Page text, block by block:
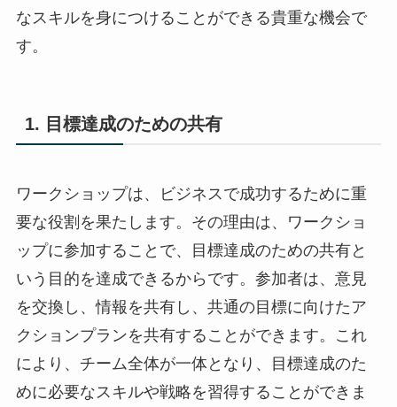
なスキルを身につけることができる貴重な機会で
す。
1. 目標達成のための共有
ワークショップは、ビジネスで成功するために重
要な役割を果たします。その理由は、ワークショ
ップに参加することで、目標達成のための共有と
いう目的を達成できるからです。参加者は、意見
を交換し、情報を共有し、共通の目標に向けたア
クションプランを共有することができます。これ
により、チーム全体が一体となり、目標達成のた
めに必要なスキルや戦略を習得することができま